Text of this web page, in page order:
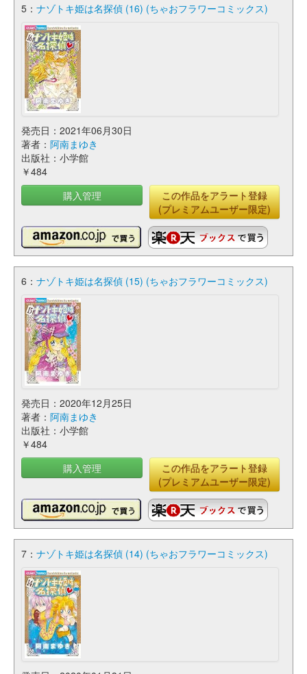
5： ナゾトキ姫は名探偵 (16) (ちゃおフラワーコミックス)
発売日：2021年06月30日
著者： 阿南まゆき
出版社：小学館
￥484
購入管理
この作品をアラート登録
(プレミアムユーザー限定)
6： ナゾトキ姫は名探偵 (15) (ちゃおフラワーコミックス)
発売日：2020年12月25日
著者： 阿南まゆき
出版社：小学館
￥484
購入管理
この作品をアラート登録
(プレミアムユーザー限定)
7： ナゾトキ姫は名探偵 (14) (ちゃおフラワーコミックス)